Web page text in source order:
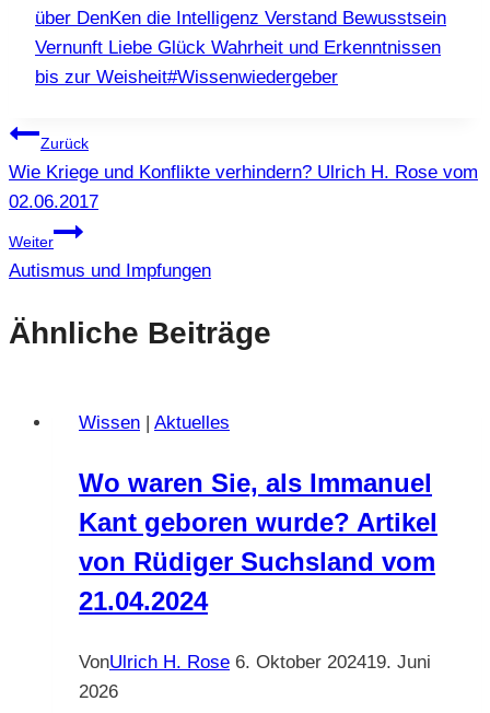
über DenKen die Intelligenz Verstand Bewusstsein
Vernunft Liebe Glück Wahrheit und Erkenntnissen
bis zur Weisheit#Wissenwiedergeber
Beitragsnavigation
Zurück
Wie Kriege und Konflikte verhindern? Ulrich H. Rose vom
02.06.2017
Weiter
Autismus und Impfungen
Ähnliche Beiträge
Wissen Aktuelles
Wo waren Sie, als Immanuel
Kant geboren wurde? Artikel
von Rüdiger Suchsland vom
21.04.2024
VonUlrich H. Rose 6. Oktober 202419. Juni
2026